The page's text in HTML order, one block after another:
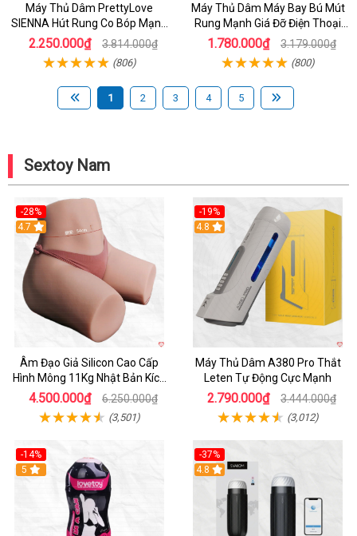
Máy Thủ Dâm PrettyLove
SIENNA Hút Rung Co Bóp Mạnh
Mẽ Nam
2.250.000₫ 3.814.000₫
(806)
Máy Thủ Dâm Máy Bay Bú Mút
Rung Mạnh Giá Đỡ Điện Thoại
Chính Hãng
1.780.000₫ 3.179.000₫
(800)
1 2 3 4 5
Sextoy Nam
-28%
4.7
Âm Đạo Giả Silicon Cao Cấp
Hình Mông 11Kg Nhật Bản Kích
Thước Như Thật
4.500.000₫ 6.250.000₫
(3,501)
-19%
Hot
4.8
Máy Thủ Dâm A380 Pro Thắt
Leten Tự Động Cực Mạnh
2.790.000₫ 3.444.000₫
(3,012)
-14%
Hot
5
-37%
4.8